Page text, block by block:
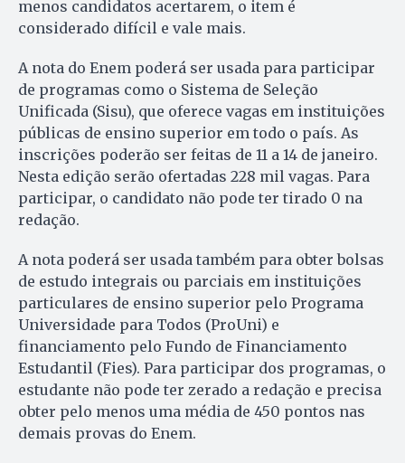
menos candidatos acertarem, o item é
considerado difícil e vale mais.
A nota do Enem poderá ser usada para participar
de programas como o Sistema de Seleção
Unificada (Sisu), que oferece vagas em instituições
públicas de ensino superior em todo o país. As
inscrições poderão ser feitas de 11 a 14 de janeiro.
Nesta edição serão ofertadas 228 mil vagas. Para
participar, o candidato não pode ter tirado 0 na
redação.
A nota poderá ser usada também para obter bolsas
de estudo integrais ou parciais em instituições
particulares de ensino superior pelo Programa
Universidade para Todos (ProUni) e
financiamento pelo Fundo de Financiamento
Estudantil (Fies). Para participar dos programas, o
estudante não pode ter zerado a redação e precisa
obter pelo menos uma média de 450 pontos nas
demais provas do Enem.